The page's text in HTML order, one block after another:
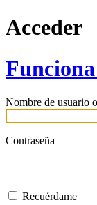
Acceder
Nombre de usuario
Contraseña
Recuérdame